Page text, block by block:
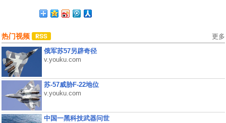
热门视频 更多
俄军苏57另辟奇径
v.youku.com
苏-57威胁F-22地位
v.youku.com
中国一黑科技武器问世